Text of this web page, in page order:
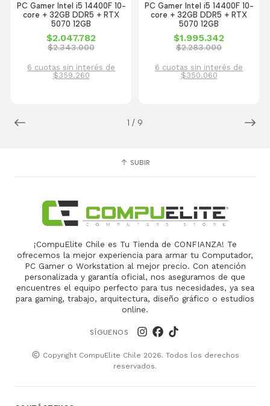
1 / 9
PC Gamer Intel i5 14400F 10-
core + 32GB DDR5 + RTX
5070 12GB
$2.047.782
$2.343.000
6 cuotas sin interés de
$359.260
PC Gamer Intel i5 14400F 10-
core + 32GB DDR5 + RTX
5070 12GB
$1.995.342
$2.283.000
6 cuotas sin interés de
$350.060
SUBIR
¡CompuElite Chile es Tu Tienda de CONFIANZA! Te
ofrecemos la mejor experiencia para armar tu Computador,
PC Gamer o Workstation al mejor precio. Con atención
personalizada y garantía oficial, nos aseguramos de que
encuentres el equipo perfecto para tus necesidades, ya sea
para gaming, trabajo, arquitectura, diseño gráfico o estudios
online.
SÍGUENOS
Copyright CompuElite Chile 2026. Todos los derechos
reservados.